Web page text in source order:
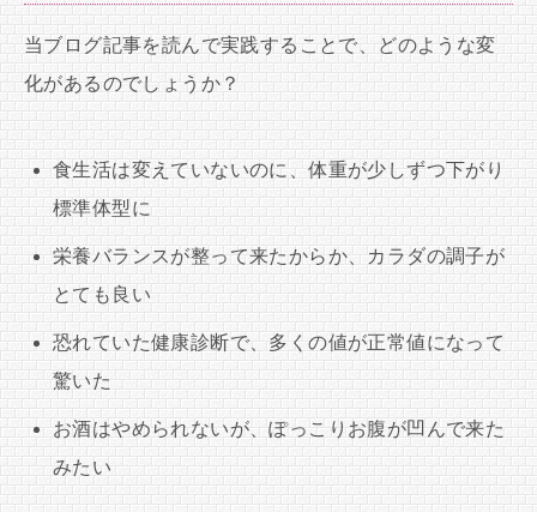
当ブログ記事を読んで実践することで、どのような変
化があるのでしょうか？
食生活は変えていないのに、体重が少しずつ下がり
標準体型に
栄養バランスが整って来たからか、カラダの調子が
とても良い
恐れていた健康診断で、多くの値が正常値になって
驚いた
お酒はやめられないが、ぽっこりお腹が凹んで来た
みたい